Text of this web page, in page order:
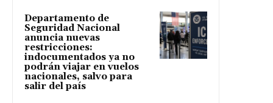
Departamento de
Seguridad Nacional
anuncia nuevas
restricciones:
indocumentados ya no
podrán viajar en vuelos
nacionales, salvo para
salir del país